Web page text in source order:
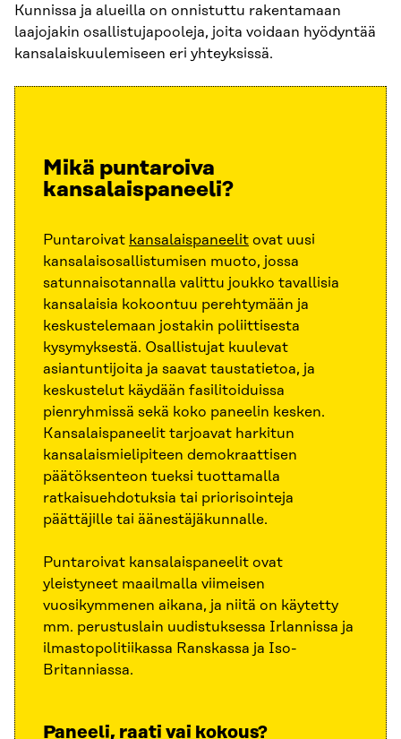
Kunnissa ja alueilla on onnistuttu rakentamaan
laajojakin osallistujapooleja, joita voidaan hyödyntää
kansalaiskuulemiseen eri yhteyksissä.
Mikä puntaroiva
kansalaispaneeli?
Puntaroivat kansalaispaneelit ovat uusi
kansalaisosallistumisen muoto, jossa
satunnaisotannalla valittu joukko tavallisia
kansalaisia kokoontuu perehtymään ja
keskustelemaan jostakin poliittisesta
kysymyksestä. Osallistujat kuulevat
asiantuntijoita ja saavat taustatietoa, ja
keskustelut käydään fasilitoiduissa
pienryhmissä sekä koko paneelin kesken.
Kansalaispaneelit tarjoavat harkitun
kansalaismielipiteen demokraattisen
päätöksenteon tueksi tuottamalla
ratkaisuehdotuksia tai priorisointeja
päättäjille tai äänestäjäkunnalle.
Puntaroivat kansalaispaneelit ovat
yleistyneet maailmalla viimeisen
vuosikymmenen aikana, ja niitä on käytetty
mm. perustuslain uudistuksessa Irlannissa ja
ilmastopolitiikassa Ranskassa ja Iso-
Britanniassa.
Paneeli, raati vai kokous?